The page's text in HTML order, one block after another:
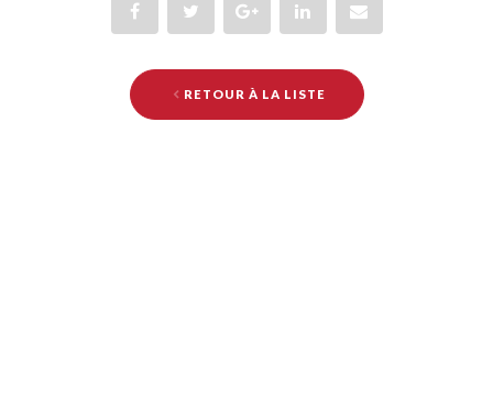
RETOUR À LA LISTE